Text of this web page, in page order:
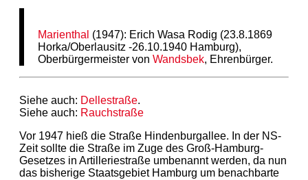
Marienthal (1947): Erich Wasa Rodig (23.8.1869
Horka/Oberlausitz -26.10.1940 Hamburg),
Oberbürgermeister vonWandsbek, Ehrenbürger.
Siehe auch: Dellestraße.
Siehe auch: Rauchstraße
Vor 1947 hieß die Straße Hindenburgallee. In der NS-
Zeit sollte die Straße im Zuge des Groß-Hamburg-
Gesetzes in Artilleriestraße umbenannt werden, da nun
das bisherige Staatsgebiet Hamburg um benachbarte